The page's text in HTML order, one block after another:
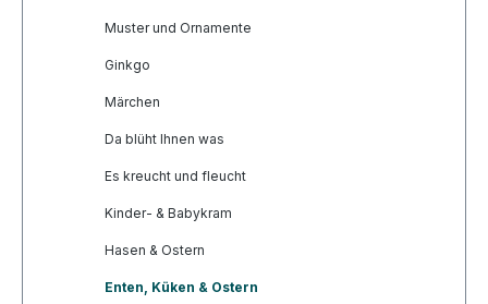
Muster und Ornamente
Ginkgo
Märchen
Da blüht Ihnen was
Es kreucht und fleucht
Kinder- & Babykram
Hasen & Ostern
Enten, Küken & Ostern